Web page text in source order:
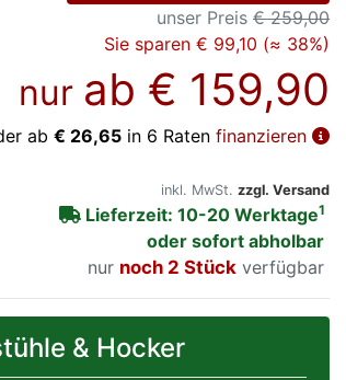
unser Preis € 259,00
Sie sparen € 99,10 (≈ 38%)
nur ab € 159,90
ab € 26,65 in 6 Raten finanzieren
inkl. MwSt. zzgl. Versand
Lieferzeit: 10-20 Werktage1
oder sofort abholbar
nur
noch 2 Stück verfügbar
& Hocker